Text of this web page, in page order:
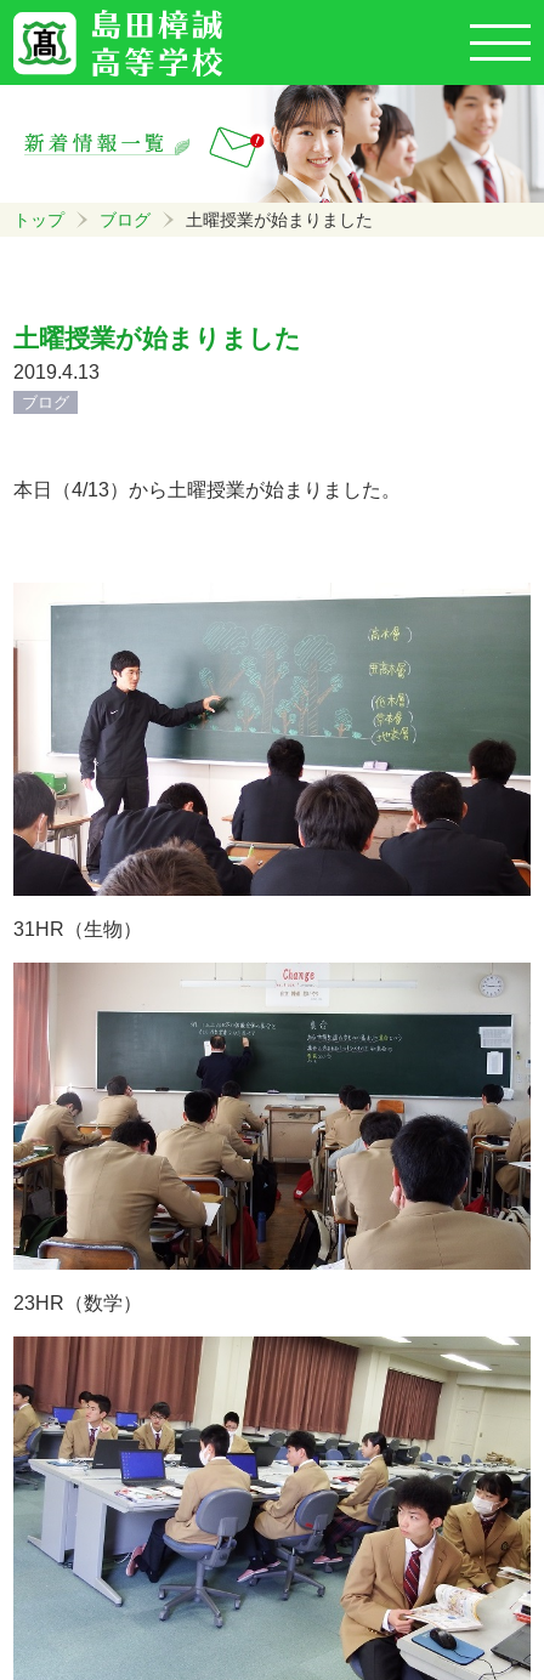
トップ ブログ 土曜授業が始まりました
土曜授業が始まりました
2019.4.13
ブログ
本日（4/13）から土曜授業が始まりました。
31HR（生物）
23HR（数学）